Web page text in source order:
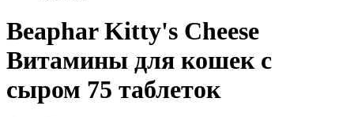
Beaphar Kitty's Cheese
Витамины для кошек с
сыром 75 таблеток